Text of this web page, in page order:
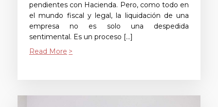
pendientes con Hacienda. Pero, como todo en
el mundo fiscal y legal, la liquidación de una
empresa no es solo una despedida
sentimental. Es un proceso […]
Read More